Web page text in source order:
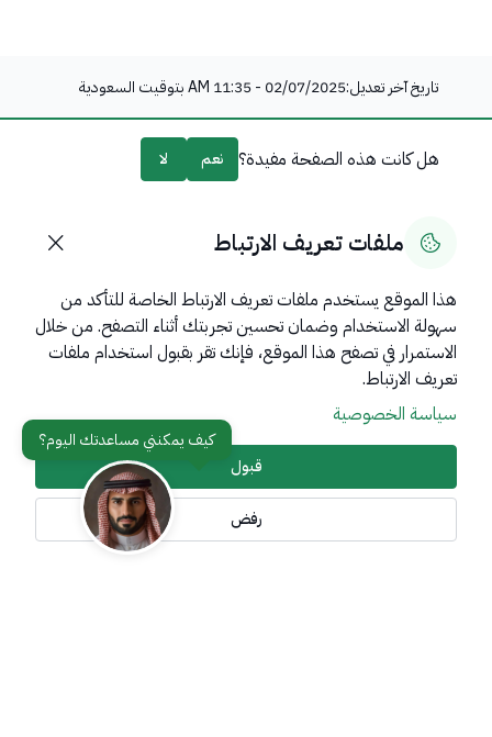
تاريخ آخر تعديل:02/07/2025 - 11:35 AM بتوقيت السعودية
هل كانت هذه الصفحة مفيدة؟ نعم لا
روابط مهمة
عن المملكة
عن الوزارة
تواصل معنا أدوات الإتاحة وامكانية الوصول
ملفات تعريف الارتباط
هذا الموقع يستخدم ملفات تعريف الارتباط الخاصة للتأكد من
سهولة الاستخدام وضمان تحسين تجربتك أثناء التصفح. من خلال
الاستمرار في تصفح هذا الموقع، فإنك تقر بقبول استخدام ملفات
تعريف الارتباط.
سياسة الخصوصية
قبول
رفض